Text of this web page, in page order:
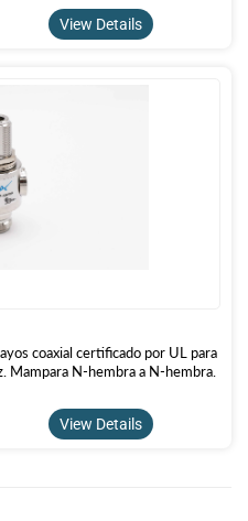
View Details
coaxial certificado por UL para
Mampara N-hembra a N-hembra.
View Details